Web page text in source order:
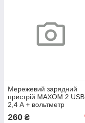
Мережевий зарядний
пристрій MAXOM 2 USB
2,4 А + вольтметр
амперметр
260 ₴